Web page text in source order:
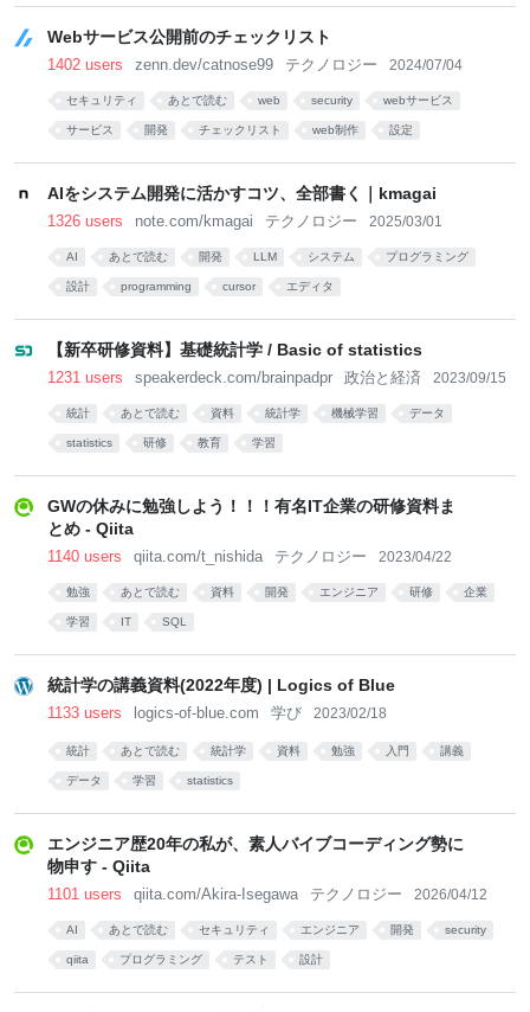
Webサービス公開前のチェックリスト
1402 users zenn.dev/catnose99 テクノロジー 2024/07/04
セキュリティ あとで読む web security webサービス
サービス 開発 チェックリスト web制作 設定
AIをシステム開発に活かすコツ、全部書く｜kmagai
1326 users note.com/kmagai テクノロジー 2025/03/01
AI あとで読む 開発 LLM システム プログラミング
設計 programming cursor エディタ
【新卒研修資料】基礎統計学 / Basic of statistics
1231 users speakerdeck.com/brainpadpr 政治と経済 2023/09/15
統計 あとで読む 資料 統計学 機械学習 データ
statistics 研修 教育 学習
GWの休みに勉強しよう！！！有名IT企業の研修資料ま
とめ - Qiita
1140 users qiita.com/t_nishida テクノロジー 2023/04/22
勉強 あとで読む 資料 開発 エンジニア 研修 企業
学習 IT SQL
統計学の講義資料(2022年度) | Logics of Blue
1133 users logics-of-blue.com 学び 2023/02/18
統計 あとで読む 統計学 資料 勉強 入門 講義
データ 学習 statistics
エンジニア歴20年の私が、素人バイブコーディング勢に
物申す - Qiita
1101 users qiita.com/Akira-Isegawa テクノロジー 2026/04/12
AI あとで読む セキュリティ エンジニア 開発 security
qiita プログラミング テスト 設計